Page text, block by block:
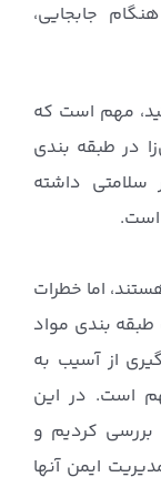
جابجایی،
مهم است که
در طبقه بندی
سلامتی داشته
است.
اما خطرات
طبقه بندی مواد
از آسیب به
است. در این
بررسی کردیم و
ایمن آنها